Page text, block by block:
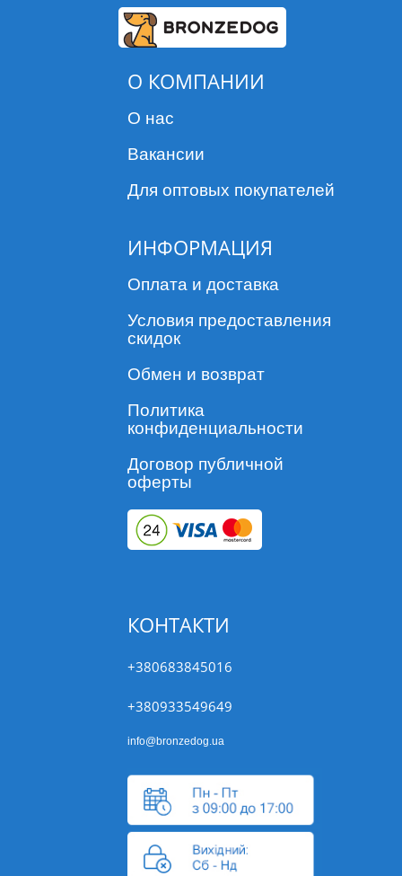
О КОМПАНИИ
О нас
Вакансии
Для оптовых покупателей
ИНФОРМАЦИЯ
Оплата и доставка
Условия предоставления
скидок
Обмен и возврат
Политика
конфиденциальности
Договор публичной
оферты
КОНТАКТИ
+380683845016
+380933549649
info@bronzedog.ua